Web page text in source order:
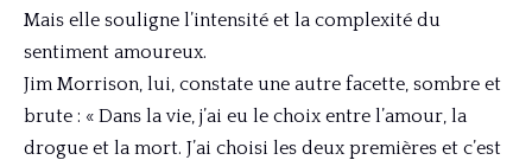
Mais elle souligne l’intensité et la complexité du
sentiment amoureux.
Jim Morrison, lui, constate une autre facette, sombre et
brute : « Dans la vie, j’ai eu le choix entre l’amour, la
drogue et la mort. J’ai choisi les deux premières et c’est